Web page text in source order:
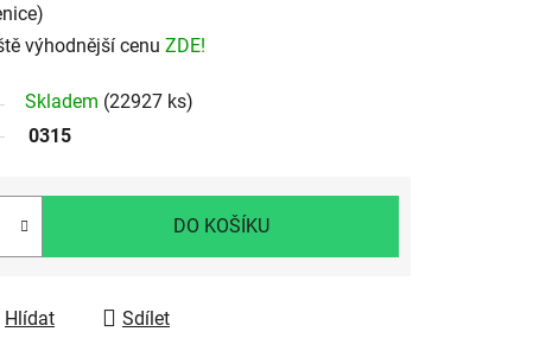
výhodnější cenu ZDE!
Skladem (22927 ks)
0315
DO KOŠÍKU
Hlídat Sdílet